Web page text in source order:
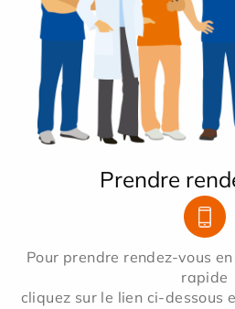
Prendre
Pour prendre rendez-vous
rapide
cliquez sur le lien ci-dessous